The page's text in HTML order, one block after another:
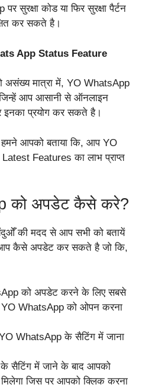
सुरक्षा कोड या फिर सुरक्षा पैर्टन
कर सकते है।
App Status Feature
मात्रा में, YO WhatsApp
आप आसानी से ऑनलाइन
प्रयोग कर सकते है।
आपको बताया कि, आप YO
Features का लाभ प्राप्त
को अपडेट कैसे करे?
की मदद से आप सभी को बतायें
कैसे अपडेट कर सकते है जो कि,
को अपडेट करने के लिए सबसे
WhatsApp को ओपन करना
WhatsApp के सैटिंग में जाना
सैटिंग में जाने के बाद आपको
जिस पर आपको क्लिक करना